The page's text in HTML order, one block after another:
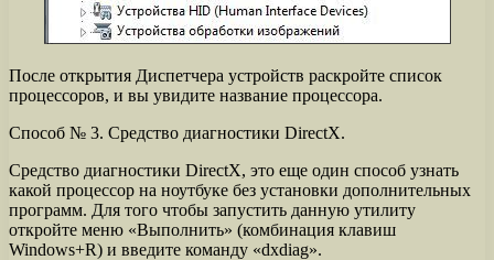
После открытия Диспетчера устройств раскройте список
процессоров, и вы увидите название процессора.
Способ № 3. Средство диагностики DirectX.
Средство диагностики DirectX, это еще один способ узнать
какой процессор на ноутбуке без установки дополнительных
программ. Для того чтобы запустить данную утилиту
откройте меню «Выполнить» (комбинация клавиш
Windows+R) и введите команду «dxdiag».